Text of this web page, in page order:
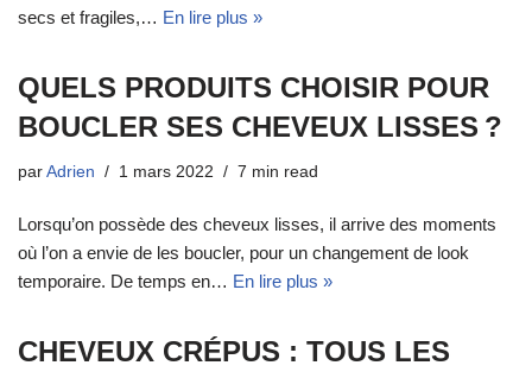
secs et fragiles,… En lire plus »
QUELS PRODUITS CHOISIR POUR
BOUCLER SES CHEVEUX LISSES ?
par Adrien 1 mars 2022 7 min read
Lorsqu’on possède des cheveux lisses, il arrive des moments
où l’on a envie de les boucler, pour un changement de look
temporaire. De temps en… En lire plus »
CHEVEUX CRÉPUS : TOUS LES